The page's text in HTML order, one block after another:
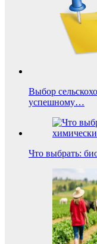
Выбор
успешному…
Что выбрать: